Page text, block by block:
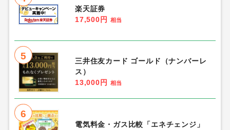
楽天証券
17,500円
相当
5
三井住友カード ゴールド（ナンバーレ
ス）
13,000円
相当
6
電気料金・ガス比較「エネチェンジ」